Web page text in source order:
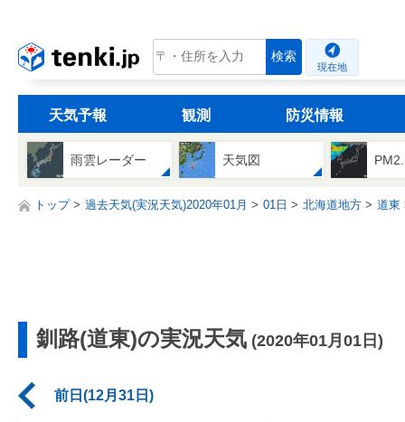
tenki.jp 検索
現在地
天気予報 観測 防災情報
雨雲レーダー 天気図
トップ 過去天気(実況天気)2020年01月 01日 北海道地方 道東
釧路(道東)の実況天気 (2020年01月01日)
前日(12月31日)